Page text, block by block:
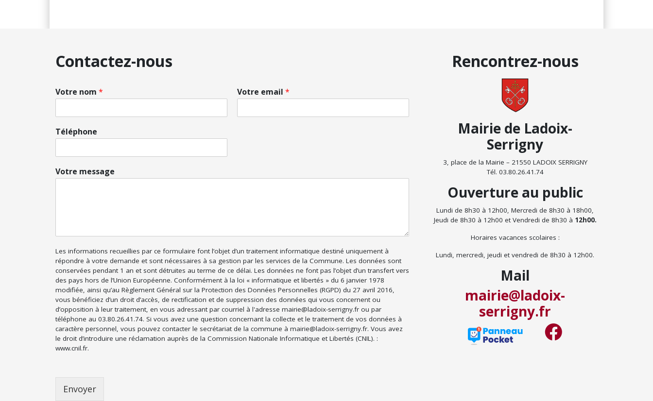
Contactez-nous
Votre nom *
Téléphone
Votre email *
Votre message
Les informations recueillies par ce formulaire font l’objet d’un traitement informatique destiné uniquement à
répondre à votre demande et sont nécessaires à sa gestion par les services de la Commune. Les données sont
conservées pendant 1 an et sont détruites au terme de ce délai. Les données ne font pas l’objet d’un transfert vers
des pays hors de l’Union Européenne. Conformément à la loi « informatique et libertés » du 6 janvier 1978
modifiée, ainsi qu’au Règlement Général sur la Protection des Données Personnelles (RGPD) du 27 avril 2016,
vous bénéficiez d’un droit d’accès, de rectification et de suppression des données qui vous concernent ou
d’opposition à leur traitement, en vous adressant par courriel à l'adresse mairie@ladoix-serrigny.fr ou par
téléphone au 03.80.26.41.74. Si vous avez une question concernant la collecte et le traitement de vos données à
caractère personnel, vous pouvez contacter le secrétariat de la commune à mairie@ladoix-serrigny.fr. Vous avez
le droit d’introduire une réclamation auprès de la Commission Nationale Informatique et Libertés (CNIL). :
www.cnil.fr.
Envoyer
Rencontrez-nous
Mairie de Ladoix-
Serrigny
3, place de la Mairie – 21550 LADOIX SERRIGNY
Tél. 03.80.26.41.74
Ouverture au public
Lundi de 8h30 à 12h00, Mercredi de 8h30 à 18h00,
Jeudi de 8h30 à 12h00 et Vendredi de 8h30 à 12h00.
Horaires vacances scolaires :
Lundi, mercredi, jeudi et vendredi de 8h30 à 12h00.
Mail
mairie@ladoix-
serrigny.fr